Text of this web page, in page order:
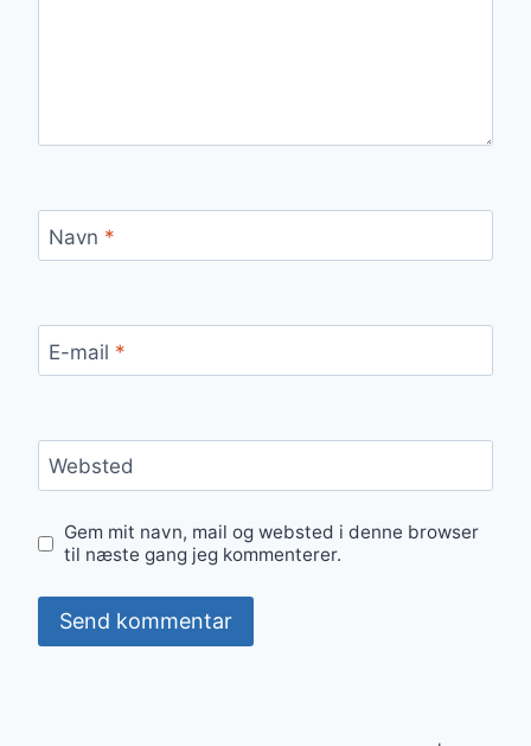
Navn *
E-mail *
Websted
Gem mit navn, mail og websted i denne browser
til næste gang jeg kommenterer.